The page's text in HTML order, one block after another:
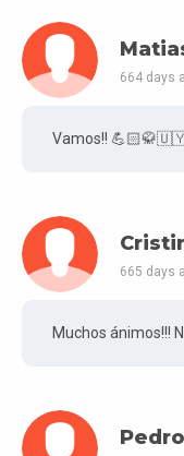
664 days
Vamos!!
665 days
Muchos ánimos!!!
Pedro